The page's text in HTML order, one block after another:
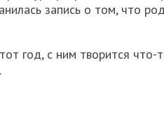
запись о том, что
год, с ним творится что-